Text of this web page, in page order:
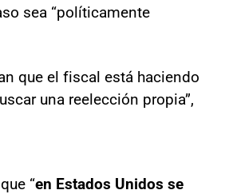
sea “políticamente
que el fiscal está haciendo
una reelección propia”,
“en Estados Unidos se